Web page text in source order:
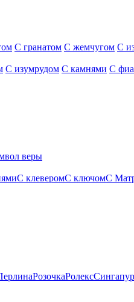
С гранатом С жемчугом С
С изумрудом С камнями С
веры
С клеверомС ключомС
РозочкаРолексСингапур